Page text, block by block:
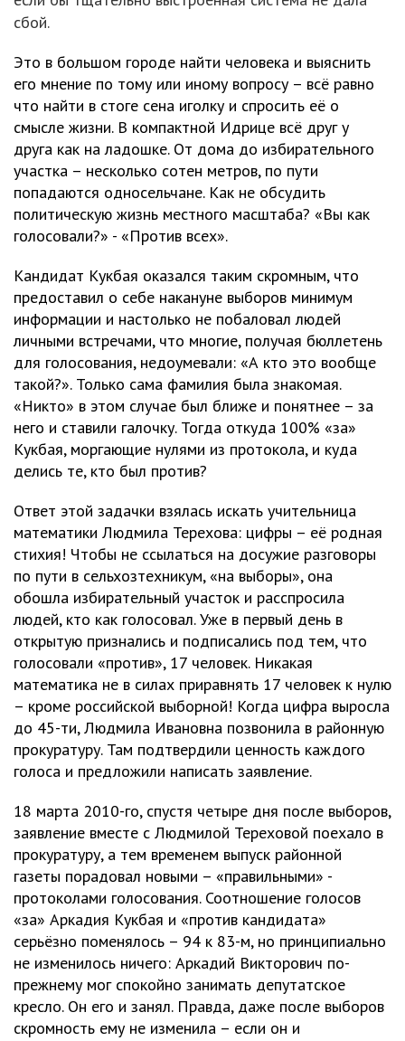
сбой.
Это в большом городе найти человека и выяснить
его мнение по тому или иному вопросу – всё равно
что найти в стоге сена иголку и спросить её о
смысле жизни. В компактной Идрице всё друг у
друга как на ладошке. От дома до избирательного
участка – несколько сотен метров, по пути
попадаются односельчане. Как не обсудить
политическую жизнь местного масштаба? «Вы как
голосовали?» - «Против всех».
Кандидат Кукбая оказался таким скромным, что
предоставил о себе накануне выборов минимум
информации и настолько не побаловал людей
личными встречами, что многие, получая бюллетень
для голосования, недоумевали: «А кто это вообще
такой?». Только сама фамилия была знакомая.
«Никто» в этом случае был ближе и понятнее – за
него и ставили галочку. Тогда откуда 100% «за»
Кукбая, моргающие нулями из протокола, и куда
делись те, кто был против?
Ответ этой задачки взялась искать учительница
математики Людмила Терехова: цифры – её родная
стихия! Чтобы не ссылаться на досужие разговоры
по пути в сельхозтехникум, «на выборы», она
обошла избирательный участок и расспросила
людей, кто как голосовал. Уже в первый день в
открытую признались и подписались под тем, что
голосовали «против», 17 человек. Никакая
математика не в силах приравнять 17 человек к нулю
– кроме российской выборной! Когда цифра выросла
до 45-ти, Людмила Ивановна позвонила в районную
прокуратуру. Там подтвердили ценность каждого
голоса и предложили написать заявление.
18 марта 2010-го, спустя четыре дня после выборов,
заявление вместе с Людмилой Тереховой поехало в
прокуратуру, а тем временем выпуск районной
газеты порадовал новыми – «правильными» -
протоколами голосования. Соотношение голосов
«за» Аркадия Кукбая и «против кандидата»
серьёзно поменялось – 94 к 83-м, но принципиально
не изменилось ничего: Аркадий Викторович по-
прежнему мог спокойно занимать депутатское
кресло. Он его и занял. Правда, даже после выборов
скромность ему не изменила – если он и